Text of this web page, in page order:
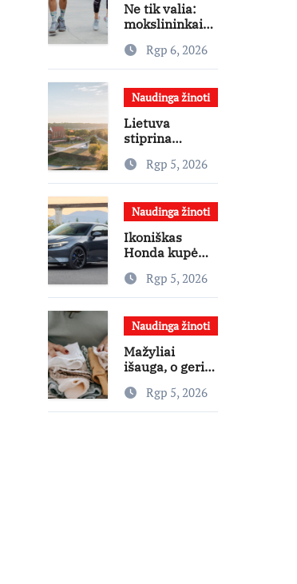
Ne tik valia:
mokslininkai
skatina
žmones
daugiau judėti
Rgp 6, 2026
Naudinga žinoti
Lietuva
stiprina
turizmą: 70
tūkst. eurų
investicijų
užsienio
turistams
pritraukti
Rgp 5, 2026
Naudinga žinoti
Ikoniškas
Honda kupė
atgimė – ar jis
pateisins
pirkėjų
lūkesčius?
Rgp 5, 2026
Naudinga žinoti
Mažyliai
išauga, o geri
kam paaukoti
jie gali būti
Rgp 5, 2026